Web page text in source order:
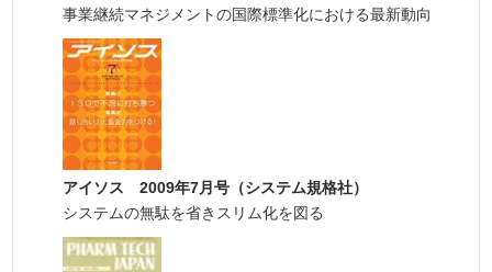
事業継続マネジメントの国際標準化における最新動向
アイソス 2009年7月号（システム規格社）
システムの無駄を省きスリム化を図る